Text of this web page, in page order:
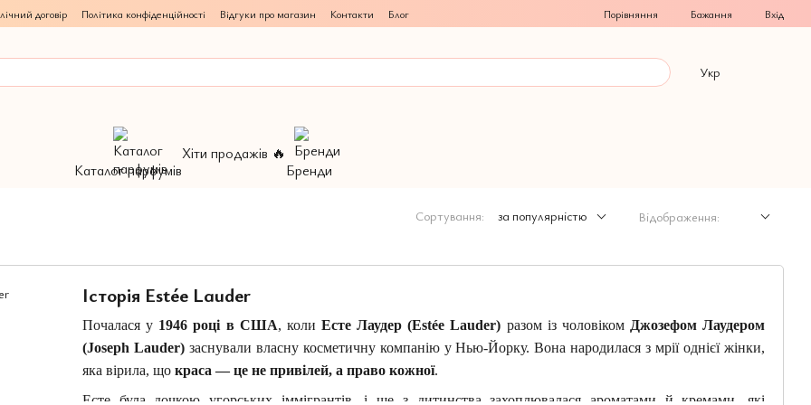
договір Політика конфіденційності Відгуки про магазин Контакти Блог Порівняння Бажання Вхід
Укр
Каталог парфумів
Хіти продажів 🔥
Бренди
Сортування: за популярністю Відображення:
Історія Estée Lauder
Почалася у 1946 році в США, коли Есте Лаудер (Estée Lauder) разом із чоловіком Джозефом Лаудером
(Joseph Lauder)заснували власну косметичну компанію у Нью-Йорку. Вона народилася з мрії однієї жінки,
яка вірила, що краса — це не привілей, а право кожної.
Есте була дочкою угорських іммігрантів, і ще з дитинства захоплювалася ароматами й кремами, які